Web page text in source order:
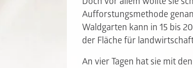
Aufforstungsmethode
Waldgarten kann in 15 bis
der Fläche für
An vier Tagen hat sie mit